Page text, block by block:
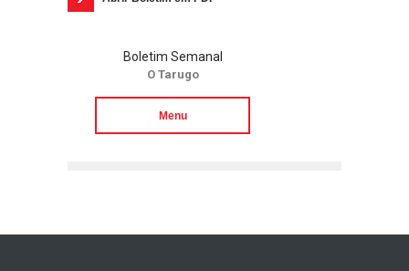
Boletim Semanal
O Tarugo
Menu